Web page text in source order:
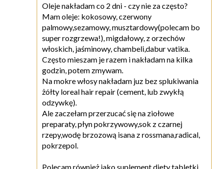
Oleje nakładam co 2 dni - czy nie za często?
Mam oleje: kokosowy, czerwony
palmowy,sezamowy, musztardowy(polecam bo
super rozgrzewa!), migdałowy, z orzechów
włoskich, jaśminowy, chambeli,dabur vatika.
Często mieszam je razem i nakładam na kilka
godzin, potem zmywam.
Na mokre włosy nakładam juz bez splukiwania
żółty loreal hair repair (cement, lub zwykłą
odzywkę).
Ale zaczełam przerzucać się na ziołowe
preparaty, płyn pokrzywowy,sok z czarnej
rzepy,wodę brzozową isana z rossmana,radical,
pokrzepol.
Polecam również jako suplement diety tabletki